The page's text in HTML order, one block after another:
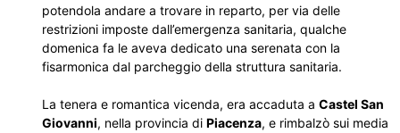
potendola andare a trovare in reparto, per via delle
restrizioni imposte dall’emergenza sanitaria, qualche
domenica fa le aveva dedicato una serenata con la
fisarmonica dal parcheggio della struttura sanitaria.
La tenera e romantica vicenda, era accaduta a Castel San
Giovanni, nella provincia di Piacenza, e rimbalzò sui media